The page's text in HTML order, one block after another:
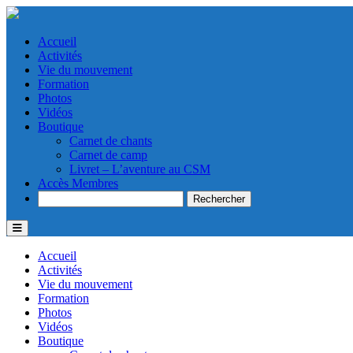
Accueil
Activités
Vie du mouvement
Formation
Photos
Vidéos
Boutique
Carnet de chants
Carnet de camp
Livret – L’aventure au CSM
Accès Membres
Accueil
Activités
Vie du mouvement
Formation
Photos
Vidéos
Boutique